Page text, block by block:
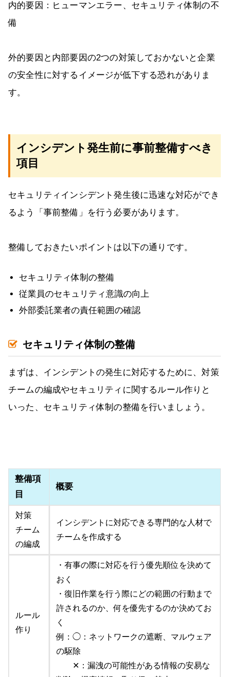
内的要因：ヒューマンエラー、セキュリティ体制の不
備
外的要因と内部要因の2つの対策しておかないと企業
の安全性に対するイメージが低下する恐れがありま
す。
インシデント発生前に事前整備すべき
項目
セキュリティインシデント発生後に迅速な対応ができ
るよう「事前整備」を行う必要があります。
整備しておきたいポイントは以下の通りです。
セキュリティ体制の整備
従業員のセキュリティ意識の向上
外部委託業者の責任範囲の確認
セキュリティ体制の整備
まずは、インシデントの発生に対応するために、対策
チームの編成やセキュリティに関するルール作りと
いった、セキュリティ体制の整備を行いましょう。
整備項
目
概要
対策
チーム
の編成
インシデントに対応できる専門的な人材で
チームを作成する
ルール
作り
・有事の際に対応を行う優先順位を決めて
おく
・復旧作業を行う際にどの範囲の行動まで
許されるのか、何を優先するのか決めてお
く
例：◯：ネットワークの遮断、マルウェア
の駆除
✕：漏洩の可能性がある情報の安易な